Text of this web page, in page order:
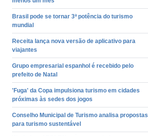
Brasil pode se tornar 3ª potência do turismo
mundial
Receita lança nova versão de aplicativo para
viajantes
Grupo empresarial espanhol é recebido pelo
prefeito de Natal
'Fuga' da Copa impulsiona turismo em cidades
próximas às sedes dos jogos
Conselho Municipal de Turismo analisa propostas
para turismo sustentável